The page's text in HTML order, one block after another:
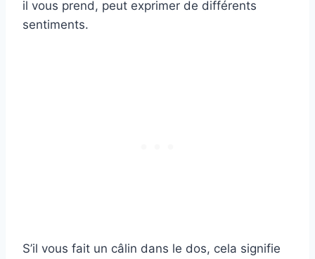
il vous prend, peut exprimer de différents
sentiments.
S’il vous fait un câlin dans le dos, cela signifie